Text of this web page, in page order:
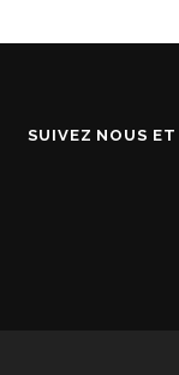
SUIVEZ NOUS